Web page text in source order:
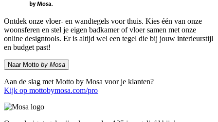
Ontdek onze vloer- en wandtegels voor thuis. Kies één van onze
woonsferen en stel je eigen badkamer of vloer samen met onze
online designtools. Er is altijd wel een tegel die bij jouw interieurstijl
en budget past!
Naar Motto by Mosa
Aan de slag met Motto by Mosa voor je klanten?
Kijk op mottobymosa.com/pro